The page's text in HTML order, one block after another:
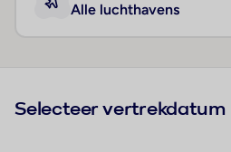
Alle luchthavens
Selecteer vertrekdatum